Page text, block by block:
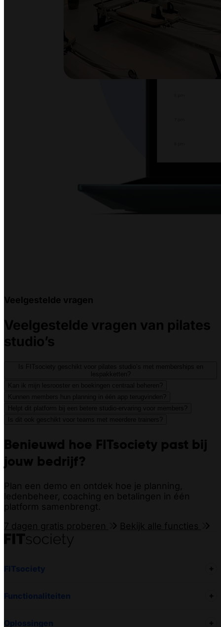
Veelgestelde vragen
Veelgestelde vragen van pilates
studio’s
Is FITsociety geschikt voor pilates studio’s met memberships en
lespakketten?
Kan ik mijn lesrooster en boekingen centraal beheren?
Kunnen members hun planning in één app terugvinden?
Helpt dit platform bij een betere studio-ervaring voor members?
Is dit ook geschikt voor teams met meerdere trainers?
Benieuwd hoe FITsociety past bij
jouw bedrijf?
Plan een demo en ontdek hoe je planning,
ledenbeheer, coaching en betalingen in één
platform samenbrengt.
7 dagen gratis proberen
Bekijk alle functies
FITsociety
Functionaliteiten
Oplossingen